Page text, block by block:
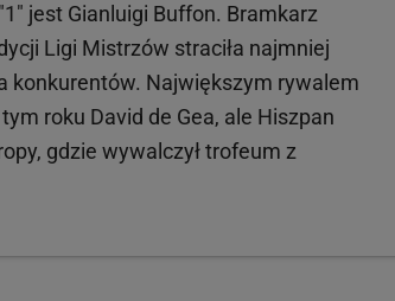
jest Gianluigi Buffon. Bramkarz
Ligi Mistrzów straciła najmniej
konkurentów. Największym rywalem
roku David de Gea, ale Hiszpan
gdzie wywalczył trofeum z